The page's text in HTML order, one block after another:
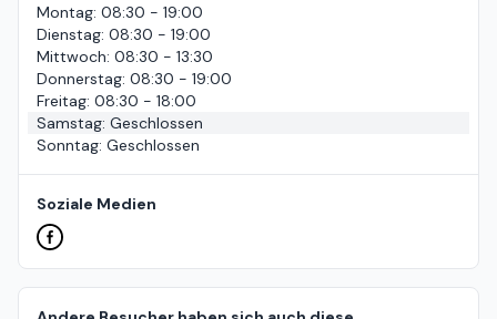
Montag: 08:30 - 19:00
Dienstag: 08:30 - 19:00
Mittwoch: 08:30 - 13:30
Donnerstag: 08:30 - 19:00
Freitag: 08:30 - 18:00
Samstag: Geschlossen
Sonntag: Geschlossen
Soziale Medien